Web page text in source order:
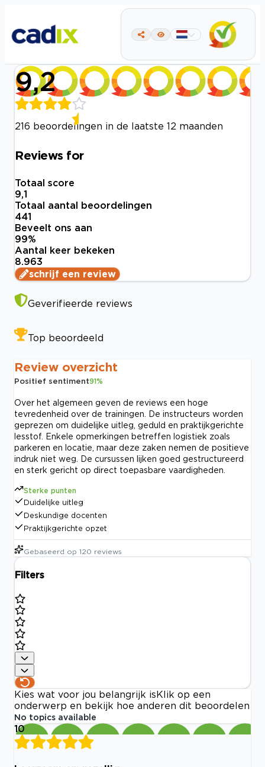
9,2
216 beoordelingen in de laatste 12 maanden
Reviews for
Totaal score
9,1
Totaal aantal beoordelingen
441
Beveelt ons aan
99%
Aantal keer bekeken
8.963
schrijf een review
Geverifieerde reviews
Top beoordeeld
Review overzicht
Positief sentiment91%
Over het algemeen geven de reviews een hoge
tevredenheid over de trainingen. De instructeurs worden
geprezen om duidelijke uitleg, geduld en praktijkgerichte
lesstof. Enkele opmerkingen betreffen logistiek zoals
parkeren en locatie, maar deze zaken nemen de positieve
indruk niet weg. De cursussen lijken goed gestructureerd
en sterk gericht op direct toepasbare vaardigheden.
Sterke punten
Duidelijke uitleg
Deskundige docenten
Praktijkgerichte opzet
Gebaseerd op 120 reviews
Filters
Kies wat voor jou belangrijk is Klik op een
onderwerp en bekijk hoe anderen dit beoordelen
No topics available
10